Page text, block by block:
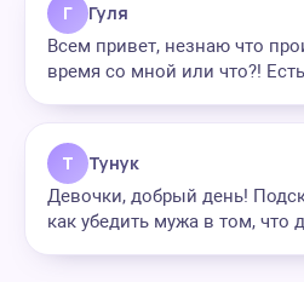
Г Гуля
Всем привет, незнаю что
время со мной или что?!
Т Тунук
Девочки, добрый день!
как убедить мужа в том, что